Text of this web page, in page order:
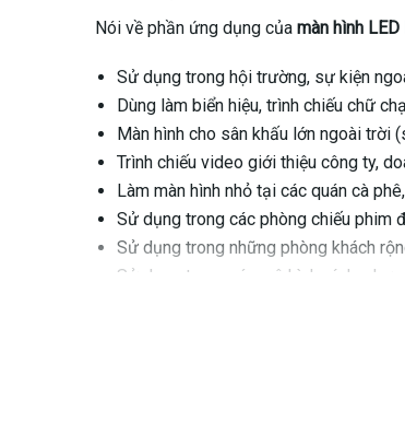
Nói về phần ứng dụng của màn hình
Sử dụng trong hội trường, sự kiện
Dùng làm biển hiệu, trình chiếu chữ
Màn hình cho sân khấu lớn ngoài trời
Trình chiếu video giới thiệu công ty,
Làm màn hình nhỏ tại các quán cà
Sử dụng trong các phòng chiếu phim
Sử dụng trong những phòng khách
Sử dụng trong các mô hình ví dụ như